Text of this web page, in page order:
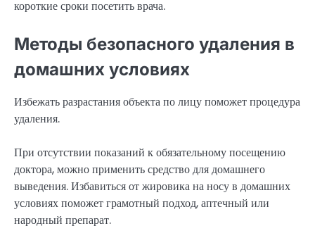
короткие сроки посетить врача.
Методы безопасного удаления в
домашних условиях
Избежать разрастания объекта по лицу поможет процедура
удаления.
При отсутствии показаний к обязательному посещению
доктора, можно применить средство для домашнего
выведения. Избавиться от жировика на носу в домашних
условиях поможет грамотный подход, аптечный или
народный препарат.